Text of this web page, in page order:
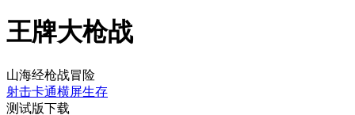
王牌大枪战
山海经枪战冒险
射击卡通横屏生存
测试版下载